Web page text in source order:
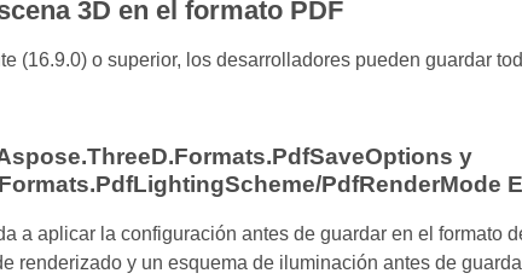
3D en el formato PDF
(16.9.0) o superior, los desarrolladores pueden guardar
y
PdfRenderMode
a aplicar la configuración antes de guardar en el formato
renderizado y un esquema de iluminación antes de